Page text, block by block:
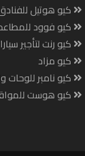
كيو هوتيل
كيو فوود
كيو رنت لتأجير
كيو مزاد
كيو نامبر للوحات
كيو هوست